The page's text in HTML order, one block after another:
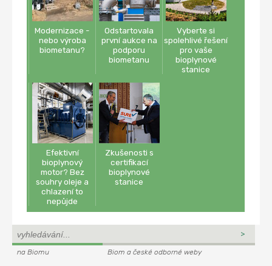
Modernizace -
nebo výroba
biometanu?
Odstartovala
první aukce na
podporu
biometanu
Vyberte si
spolehlivé řešení
pro vaše
bioplynové
stanice
Efektivní
bioplynový
motor? Bez
souhry oleje a
chlazení to
nepůjde
Zkušenosti s
certifikací
bioplynové
stanice
na Biomu Biom a české odborné weby